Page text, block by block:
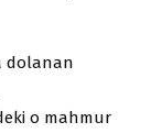
dolanan
o mahmur